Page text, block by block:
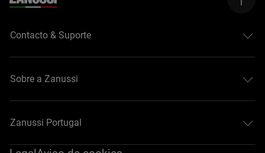
Contacto & Suporte
Sobre a Zanussi
Zanussi Portugal